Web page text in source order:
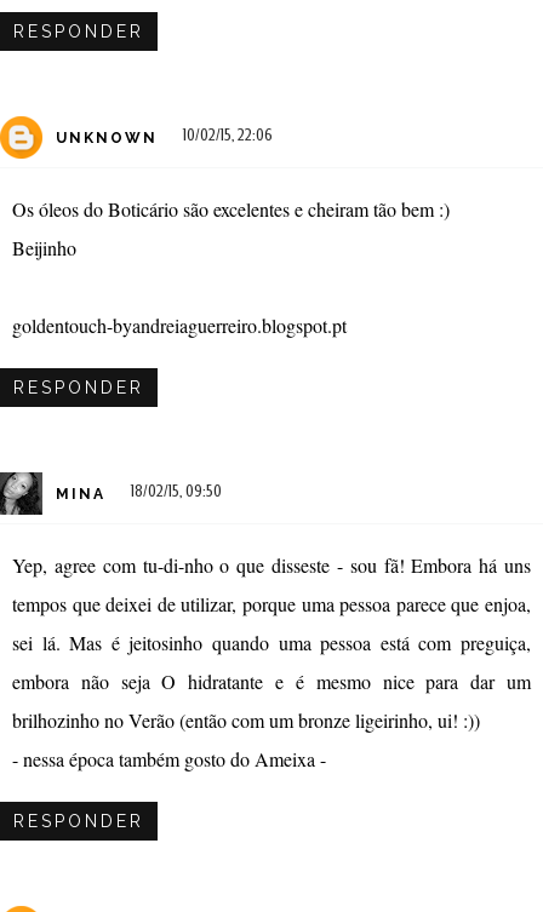
RESPONDER
UNKNOWN 10/02/15, 22:06
Os óleos do Boticário são excelentes e cheiram tão bem :)
Beijinho
goldentouch-byandreiaguerreiro.blogspot.pt
RESPONDER
MINA 18/02/15, 09:50
Yep, agree com tu-di-nho o que disseste - sou fã! Embora há uns
tempos que deixei de utilizar, porque uma pessoa parece que enjoa,
sei lá. Mas é jeitosinho quando uma pessoa está com preguiça,
embora não seja O hidratante e é mesmo nice para dar um
brilhozinho no Verão (então com um bronze ligeirinho, ui! :))
- nessa época também gosto do Ameixa -
RESPONDER